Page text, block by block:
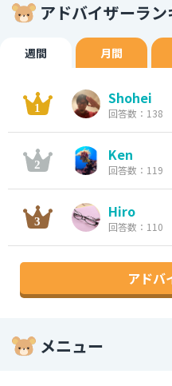
アドバイザーラ
週間 月間
Shohei
回答数：138
Ken
回答数：119
Hiro
回答数：110
アドバ
メニュー